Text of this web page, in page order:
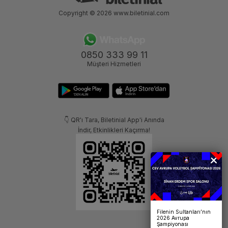
0850 333 99 11
Müşteri Hizmetleri
👇 QR'ı Tara, Biletinial App'i Anında
İndir, Etkinlikleri Kaçırma!
Copyright © 2026 www.biletinial.com
Filenin Sultanları’nın
2026 Avrupa
Şampiyonası